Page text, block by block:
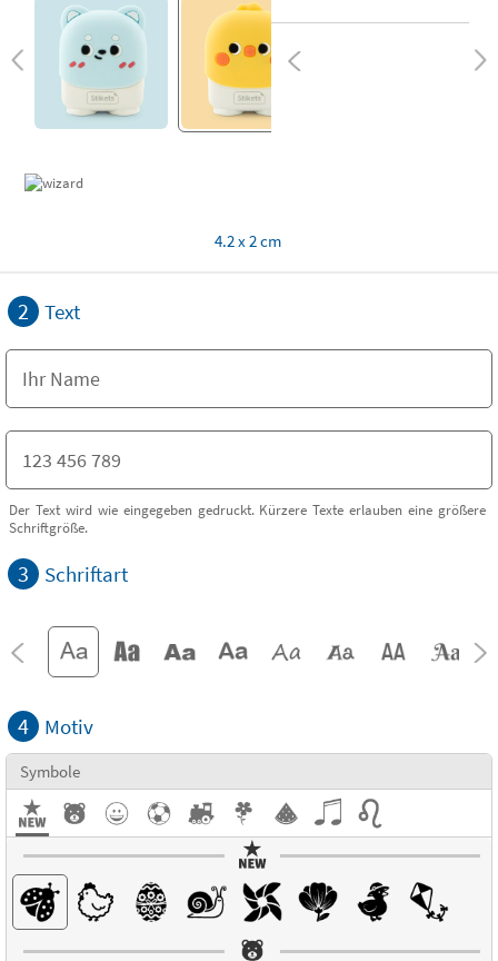
4.2 x 2 cm
2 Text
Der Text wird wie eingegeben gedruckt. Kürzere Texte erlauben eine größere
Schriftgröße.
3 Schriftart
4 Motiv
Symbole